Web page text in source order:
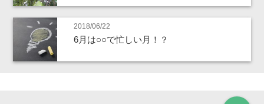
2018/06/22
6月は○○で忙しい月！？